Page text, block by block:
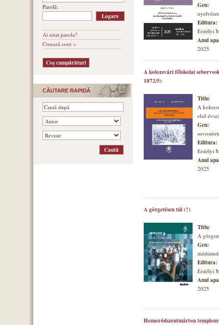
Parolă:
Ai uitat parola?
Creează cont »
CĂUTARE RAPIDĂ
Gen:
Editura:
Erdélyi
Anul
2025
A kolozsvári főiskolai
1872/5)
Titlu:
A
első
Gen:
Editura:
Erdélyi
Anul
2025
A görgetésen túl (?)
Titlu:
A
Gen:
Editura:
Erdélyi
Anul
2025
Homoródszentmárton